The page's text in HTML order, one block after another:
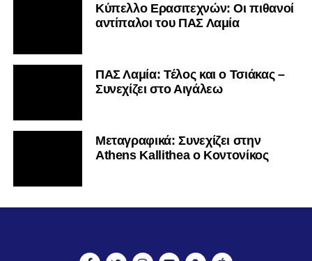
Κύπελλο Ερασιτεχνών: Οι πιθανοί
αντίπαλοι του ΠΑΣ Λαμία
ΠΑΣ Λαμία: Τέλος και ο Τσιάκας –
Συνεχίζει στο Αιγάλεω
Mεταγραφικά: Συνεχίζει στην
Athens Kallithea ο Κοντονίκος